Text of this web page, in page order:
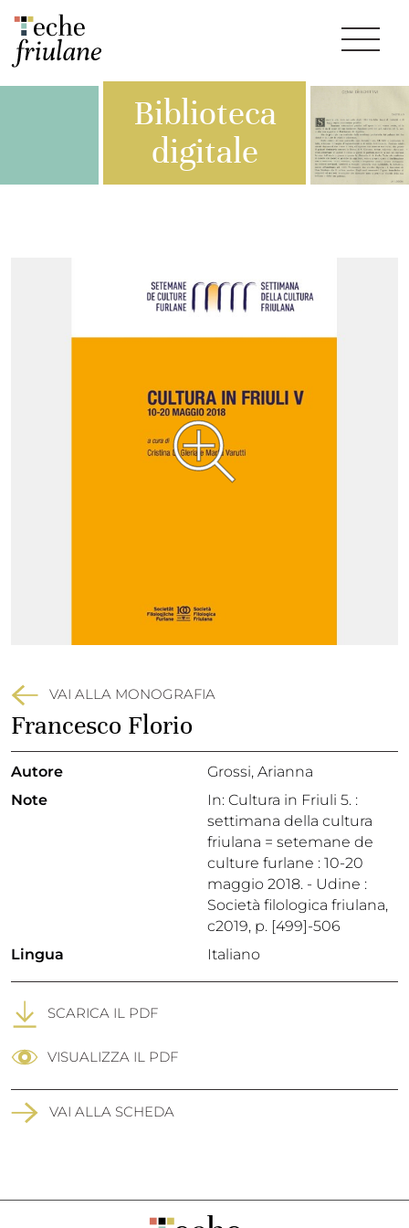
Biblioteca
digitale
VAI ALLA MONOGRAFIA
Francesco Florio
Autore
Grossi, Arianna
Note
In: Cultura in Friuli 5. :
settimana della cultura
friulana = setemane de
culture furlane : 10-20
maggio 2018. - Udine :
Società filologica friulana,
c2019, p. [499]-506
Lingua
Italiano
SCARICA IL PDF
VISUALIZZA IL PDF
VAI ALLA SCHEDA